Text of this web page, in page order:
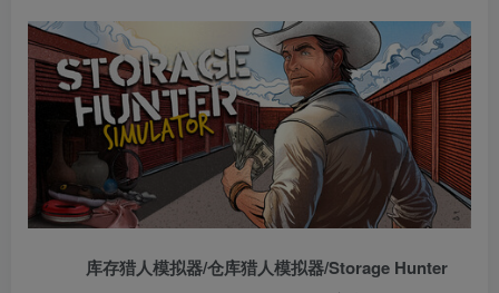
库存猎人模拟器/仓库猎人模拟器/Storage Hunter